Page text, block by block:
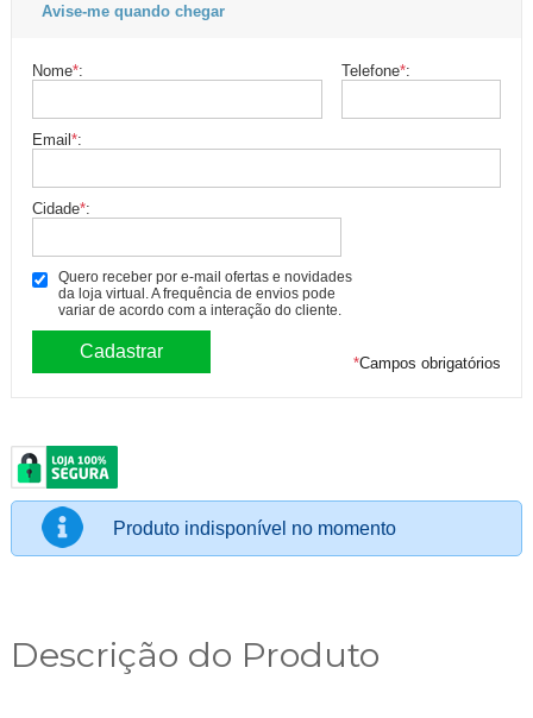
Avise-me quando chegar
Nome*: Telefone*:
Email*:
Cidade*:
Quero receber por e-mail ofertas e novidades
da loja virtual. A frequência de envios pode
variar de acordo com a interação do cliente.
*Campos obrigatórios
Produto indisponível no momento
Descrição do Produto